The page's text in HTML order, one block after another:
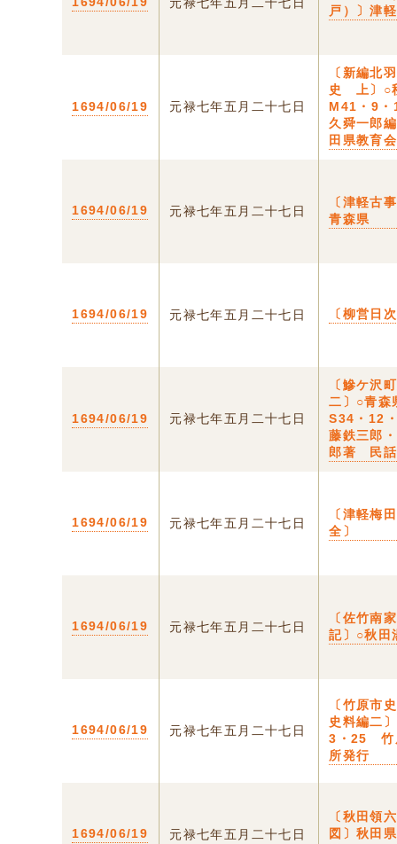
元禄七年五月二十七日
戸）〕津
1694/06/19 元禄七年五月二十七日
〔新編北
史 上〕○
M41・9
久舜一郎
田県教育
1694/06/19 元禄七年五月二十七日
〔津軽古
青森県
1694/06/19 元禄七年五月二十七日 〔柳営日
1694/06/19 元禄七年五月二十七日
〔鰺ケ
二〕○青森
S34・12
藤鉄三郎
郎著 民話
1694/06/19 元禄七年五月二十七日
〔津軽
全〕
1694/06/19 元禄七年五月二十七日
〔佐竹南
記〕○秋田
1694/06/19 元禄七年五月二十七日
〔竹原
史料編二
3・25 竹
所発行
1694/06/19 元禄七年五月二十七日
〔秋田領
図〕秋田